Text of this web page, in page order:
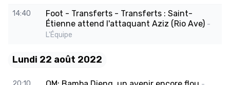
14:40
Foot - Transferts - Transferts : Saint-
Étienne attend l'attaquant Aziz (Rio Ave) -
L'Équipe
Lundi 22 août 2022